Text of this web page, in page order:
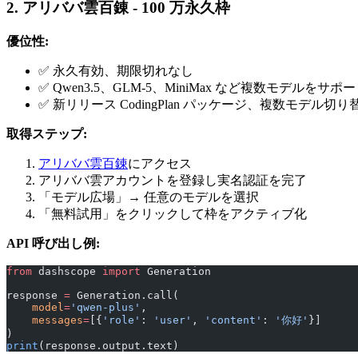
2. アリババ雲百錬 - 100 万永久枠
優位性:
✅ 永久有効、期限切れなし
✅ Qwen3.5、GLM-5、MiniMax など複数モデルをサポー
✅ 新リリース CodingPlan パッケージ、複数モデル切り
取得ステップ:
アリババ雲百錬にアクセス
アリババ雲アカウントを登録し実名認証を完了
「モデル広場」→ 任意のモデルを選択
「無料試用」をクリックして枠をアクティブ化
API 呼び出し例:
from dashscope import Generation
response = Generation.call(
    model
= 'qwen-plus' ,
    messages
= [{ 'role' : 'user' , 'content' : '你好' }]
)
print (response.output.text)